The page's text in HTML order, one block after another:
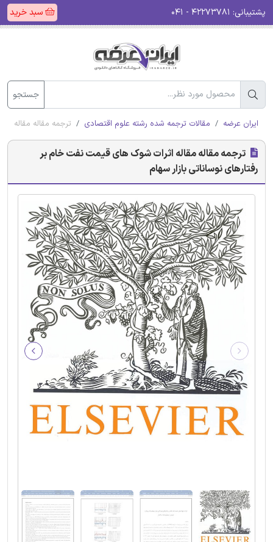
پشتیبانی: سبد خرید
جستجو
ایران عرضه مقالات ترجمه شده رشته علوم اقتصادی ترجمه مقاله مقاله
ترجمه مقاله مقاله اثرات شوک های قیمت نفت خام بر
رفتارهای نوساناتی بازار سهام